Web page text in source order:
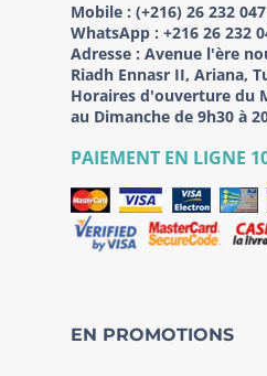
Mobile : (+216) 26 232 047
WhatsApp : +216 26 232
Adresse : Avenue l'ère
Riadh Ennasr II, Ariana,
Horaires d'ouverture du
au Dimanche de 9h30 à
PAIEMENT EN LIGNE
EN PROMOTIONS